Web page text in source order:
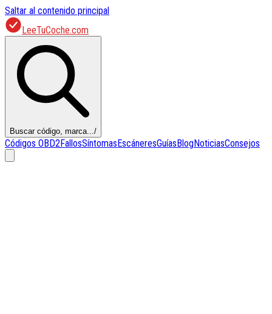
Saltar al contenido principal
LeeTuCoche.com
Buscar código, marca.../
Códigos OBD2FallosSíntomasEscáneresGuíasBlogNoticiasConsejos